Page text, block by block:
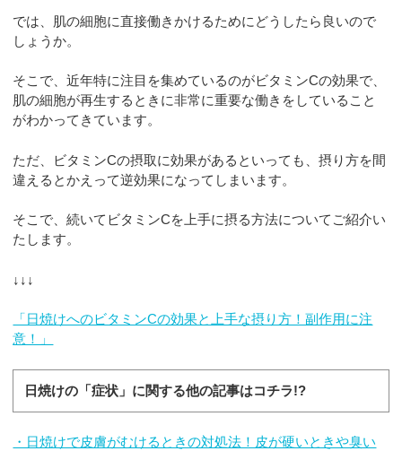
では、肌の細胞に直接働きかけるためにどうしたら良いので
しょうか。
そこで、近年特に注目を集めているのがビタミンCの効果で、
肌の細胞が再生するときに非常に重要な働きをしていること
がわかってきています。
ただ、ビタミンCの摂取に効果があるといっても、摂り方を間
違えるとかえって逆効果になってしまいます。
そこで、続いてビタミンCを上手に摂る方法についてご紹介い
たします。
↓↓↓
「日焼けへのビタミンCの効果と上手な摂り方！副作用に注
意！」
日焼けの「症状」に関する他の記事はコチラ!?
・日焼けで皮膚がむけるときの対処法！皮が硬いときや臭い